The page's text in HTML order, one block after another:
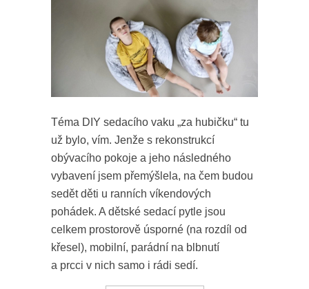
Téma DIY sedacího vaku „za hubičku“ tu
už bylo, vím. Jenže s rekonstrukcí
obývacího pokoje a jeho následného
vybavení jsem přemýšlela, na čem budou
sedět děti u ranních víkendových
pohádek. A dětské sedací pytle jsou
celkem prostorově úsporné (na rozdíl od
křesel), mobilní, parádní na blbnutí
a prcci v nich samo i rádi sedí.